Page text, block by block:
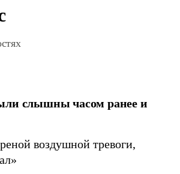
слышны часом ранее и
воздушной тревоги,